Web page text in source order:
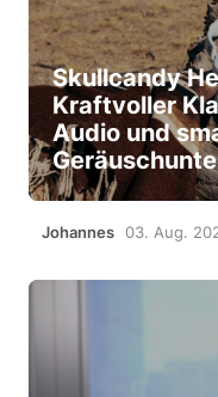
Skullcandy
Kraftvoller
Audio und
Johannes 03. Aug.